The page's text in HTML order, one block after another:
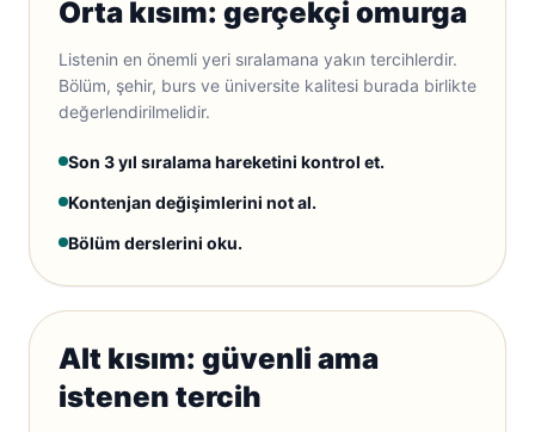
Orta kısım: gerçekçi omurga
Listenin en önemli yeri sıralamana yakın tercihlerdir.
Bölüm, şehir, burs ve üniversite kalitesi burada birlikte
değerlendirilmelidir.
Son 3 yıl sıralama hareketini kontrol et.
Kontenjan değişimlerini not al.
Bölüm derslerini oku.
Alt kısım: güvenli ama
istenen tercih